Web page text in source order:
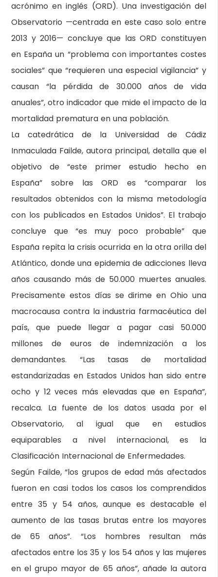
acrónimo en inglés (ORD). Una investigación del
Observatorio —centrada en este caso solo entre
2013 y 2016— concluye que las ORD constituyen
en España un “problema con importantes costes
sociales” que “requieren una especial vigilancia” y
causan “la pérdida de 30.000 años de vida
anuales”, otro indicador que mide el impacto de la
mortalidad prematura en una población.
La catedrática de la Universidad de Cádiz
Inmaculada Failde, autora principal, detalla que el
objetivo de “este primer estudio hecho en
España” sobre las ORD es “comparar los
resultados obtenidos con la misma metodología
con los publicados en Estados Unidos”. El trabajo
concluye que “es muy poco probable” que
España repita la crisis ocurrida en la otra orilla del
Atlántico, donde una epidemia de adicciones lleva
años causando más de 50.000 muertes anuales.
Precisamente estos días se dirime en Ohio una
macrocausa contra la industria farmacéutica del
país, que puede llegar a pagar casi 50.000
millones de euros de indemnización a los
demandantes. “Las tasas de mortalidad
estandarizadas en Estados Unidos han sido entre
ocho y 12 veces más elevadas que en España”,
recalca. La fuente de los datos usada por el
Observatorio, al igual que en estudios
equiparables a nivel internacional, es la
Clasificación Internacional de Enfermedades.
Según Failde, “los grupos de edad más afectados
fueron en casi todos los casos los comprendidos
entre 35 y 54 años, aunque es destacable el
aumento de las tasas brutas entre los mayores
de 65 años”. “Los hombres resultan más
afectados entre los 35 y los 54 años y las mujeres
en el grupo mayor de 65 años”, añade la autora